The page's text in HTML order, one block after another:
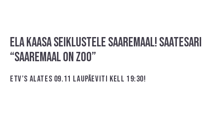
ELA KAASA SEIKLUSTELE SAAREMAAL!SAATESARI
“SAAREMAAL ON ZOO”
ETV’S ALATES 09.11 LAUPÄEVITI KELL 19:30!